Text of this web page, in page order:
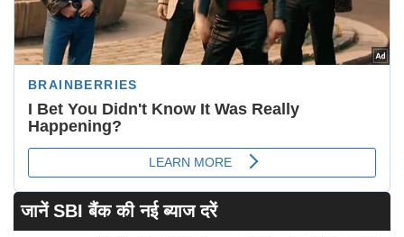
जानें SBI बैंक की नई ब्याज दरें